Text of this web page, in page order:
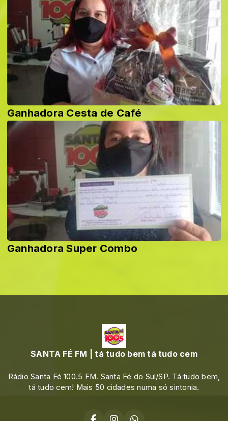
Ganhadora Cesta de Café
Ganhadora Super Combo
SANTA FÉ FM | tá tudo bem tá tudo cem
Rádio Santa Fé 100.5 FM. Santa Fé do Sul/SP. Tá tudo bem,
tá tudo cem! Mais 50 cidades numa só sintonia.